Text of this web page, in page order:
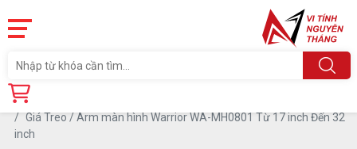
Trang chủ
Giá Treo / Arm màn hình Warrior WA-MH0801 Từ 17 inch Đến 32
inch